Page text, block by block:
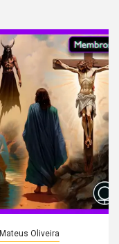
Mateus Oliveira